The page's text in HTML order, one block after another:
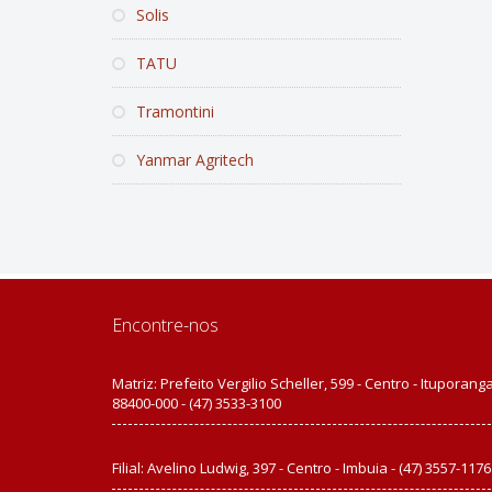
Solis
TATU
Tramontini
Yanmar Agritech
Encontre-nos
Matriz: Prefeito Vergilio Scheller, 599 - Centro -
88400-000 - (47) 3533-3100
Filial: Avelino Ludwig, 397 - Centro - Imbuia - (47) 3557-1176